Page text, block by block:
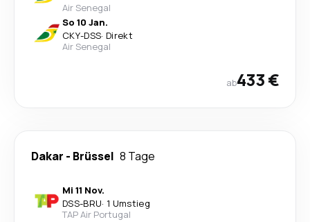
Air Senegal
So 10 Jan.
CKY-DSS· Direkt
Air Senegal
ab433 €
Dakar - Brüssel 8 Tage
Mi 11 Nov.
DSS-BRU· 1 Umstieg
TAP Air Portugal